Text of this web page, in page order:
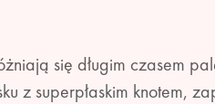
się długim czasem
z superpłaskim knotem,